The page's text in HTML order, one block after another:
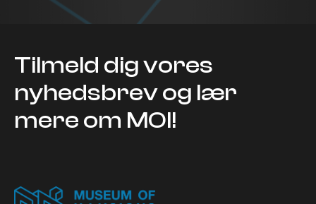
Tilmeld dig vores
nyhedsbrev og lær
mere om MOI!